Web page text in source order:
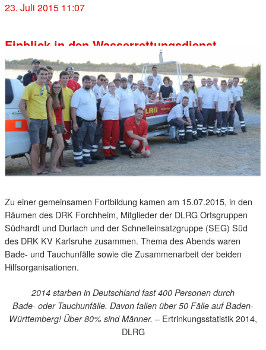
23. Juli 2015 11:07
Einblick in den Wasserrettungsdienst
Zu einer gemeinsamen Fortbildung kamen am 15.07.2015, in den
Räumen des DRK Forchheim, Mitglieder der DLRG Ortsgruppen
Südhardt und Durlach und der Schnelleinsatzgruppe (SEG) Süd
des DRK KV Karlsruhe zusammen. Thema des Abends waren
Bade- und Tauchunfälle sowie die Zusammenarbeit der beiden
Hilfsorganisationen.
2014 starben in Deutschland fast 400 Personen durch
Bade- oder Tauchunfälle. Davon fallen über 50 Fälle auf Baden-
Württemberg! Über 80% sind Männer. – Ertrinkungsstatistik 2014,
DLRG